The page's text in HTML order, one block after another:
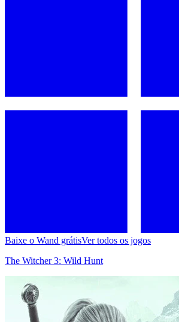
Baixe o Wand grátisVer todos os jogos
The Witcher 3: Wild Hunt